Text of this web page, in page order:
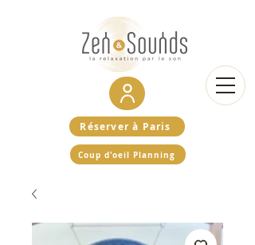
Réserver à Paris
Coup d'oeil Planning